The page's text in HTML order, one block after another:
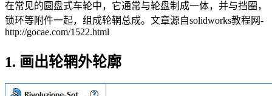
在常见的圆盘式车轮中，它通常与轮盘制成一体，并与挡圈，
锁环等附件一起，组成轮辋总成。 文章源自solidworks教程网-
http://gocae.com/1522.html
1. 画出轮辋外轮廓